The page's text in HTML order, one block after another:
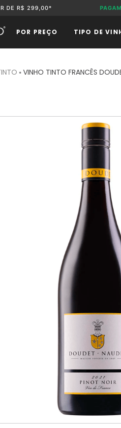
DE R$ 299,00*
POR PREÇO TIPO DE
VINHO TINTO FRANCÊS